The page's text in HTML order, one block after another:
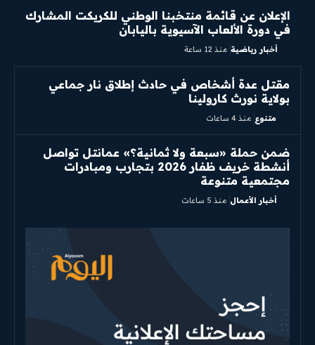
الإعلان عن قائمة منتخبنا الوطني للكريكت المشارك
في دورة الألعاب الآسيوية باليابان
أخبار رياضية منذ 12 ساعة
مقتل عدة أشخاص في حادث إطلاق نار جماعي
بولاية نورث كارولينا
متنوع منذ 4 ساعات
ضمن حملة «سبعة ولا ثمانية؟» عمانتل تواصل
أنشطة خريف ظفار 2026 بتجارب ومبادرات
مجتمعية متنوعة
أخبار الأعمال منذ 5 ساعات